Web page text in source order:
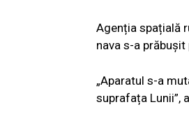
Agenția spațială
nava s-a prăbușit
„Aparatul s-a
suprafața Lunii”,